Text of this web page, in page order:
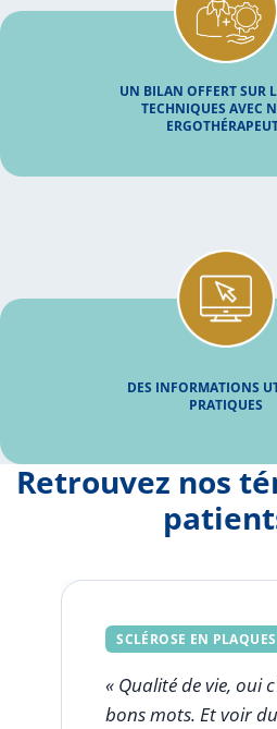
UN BILAN OFFERT SUR
TECHNIQUES AVEC
DES INFORMATIONS
PRATIQUES
Retrouvez nos
SCLÉROSE EN PLAQUES
« Qualité de vie, oui
bons mots. Et voir